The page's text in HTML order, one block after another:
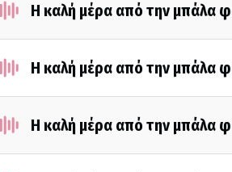
Η καλή μέρα από την μπάλα
Η καλή μέρα από την μπάλα
Η καλή μέρα από την μπάλα